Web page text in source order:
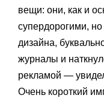
вещи: они, как и
супердорогими,
дизайна,
журналы и
рекламой —
Очень короткий